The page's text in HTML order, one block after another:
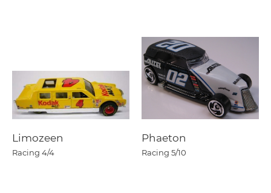
Limozeen
Racing 4/4
Phaeton
Racing 5/10